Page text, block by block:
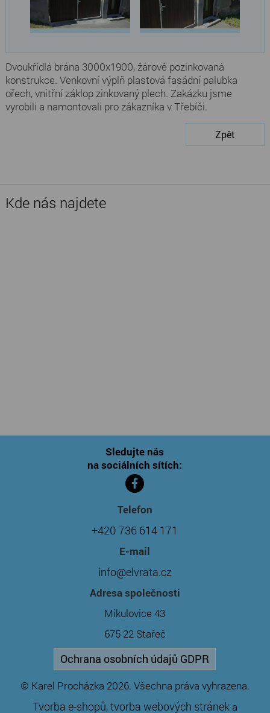
Dvoukřídlá brána 3000x1900, žárově pozinkovaná
konstrukce. Venkovní výplň plastová fasádní palubka
ořech, vnitřní záklop zinkovaný plech. Zakázku jsme
vyrobili a namontovali pro zákazníka v Třebíči.
Zpět
Kde nás najdete
Sledujte nás
na sociálních sítích:
Telefon
+420 736 614 171
E-mail
info@elvrata.cz
Adresa společnosti
Mikulovice 43
675 22 Stařeč
Ochrana osobních údajů GDPR
© Karel Procházka 2026. Všechna práva vyhrazena.
Tvorba e-shopů,tvorba webových stráneka